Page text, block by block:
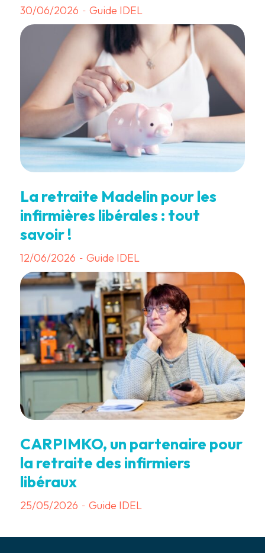
30/06/2026 - Guide IDEL
La retraite Madelin pour les
infirmières libérales : tout
savoir !
12/06/2026 - Guide IDEL
CARPIMKO, un partenaire pour
la retraite des infirmiers
libéraux
25/05/2026 - Guide IDEL